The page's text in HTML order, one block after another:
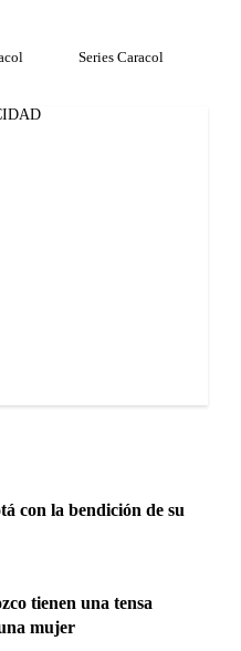
Series Caracol
con la bendición de su
tienen una tensa
mujer